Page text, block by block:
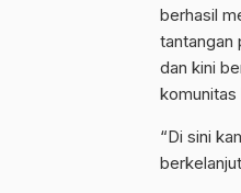
berhasil
tantangan
dan kini
“Di sini